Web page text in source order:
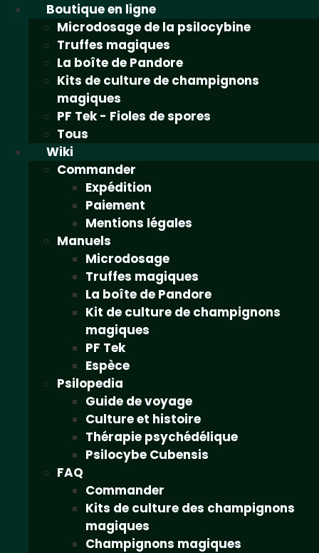
Boutique en ligne
Microdosage de la psilocybine
Truffes magiques
La boîte de Pandore
Kits de culture de champignons
magiques
PF Tek - Fioles de spores
Tous
Wiki
Commander
Expédition
Paiement
Mentions légales
Manuels
Microdosage
Truffes magiques
La boîte de Pandore
Kit de culture de champignons
magiques
PF Tek
Espèce
Psilopedia
Guide de voyage
Culture et histoire
Thérapie psychédélique
Psilocybe Cubensis
FAQ
Commander
Kits de culture des champignons
magiques
Champignons magiques